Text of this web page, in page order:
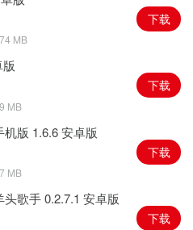
MB
下载
MB
下载
版 1.6.6 安卓版
MB
下载
歌手 0.2.7.1 安卓版
下载